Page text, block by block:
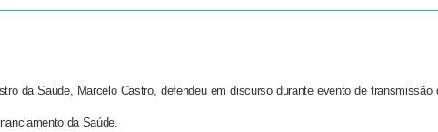
da Saúde, Marcelo Castro, defendeu em discurso durante evento de
da Saúde.